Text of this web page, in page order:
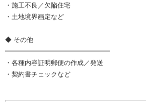
・施工不良／欠陥住宅
・土地境界画定など
◆ その他
━━━━━━━━━━━━━━━━
・各種内容証明郵便の作成／発送
・契約書チェックなど